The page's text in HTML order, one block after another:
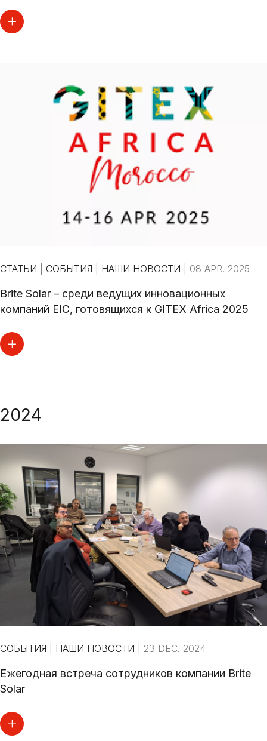
СТАТЬИ СОБЫТИЯ НАШИ НОВОСТИ 08 APR. 2025
Brite Solar – среди ведущих инновационных
компаний EIC, готовящихся к GITEX Africa 2025
2024
СОБЫТИЯ НАШИ НОВОСТИ 23 DEC. 2024
Ежегодная встреча сотрудников компании Brite
Solar